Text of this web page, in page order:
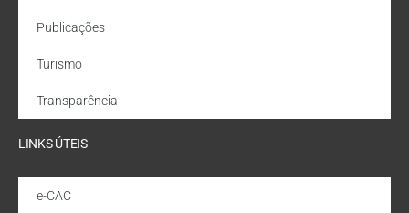
Publicações
Turismo
Transparência
LINKS ÚTEIS
e-CAC